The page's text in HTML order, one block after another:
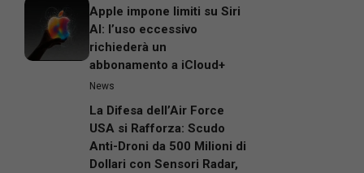
Apple impone limiti su Siri
AI: l’uso eccessivo
richiederà un
abbonamento a iCloud+
News
La Difesa dell’Air Force
USA si Rafforza: Scudo
Anti-Droni da 500 Milioni di
Dollari con Sensori Radar,